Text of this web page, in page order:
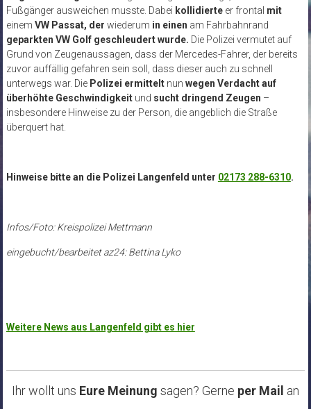
Fußgänger ausweichen musste. Dabei kollidierteer frontal mit
einem VW Passat, der wiederum in einen am Fahrbahnrand
geparkten VW Golf geschleudert wurde. Die Polizei vermutet auf
Grund von Zeugenaussagen, dass der Mercedes-Fahrer, der bereits
zuvor auffällig gefahren sein soll, dass dieser auch zu schnell
unterwegs war. Die Polizei ermitteltnun wegen Verdacht auf
überhöhte Geschwindigkeitund sucht dringend Zeugen –
insbesondere Hinweise zu der Person, die angeblich die Straße
überquert hat.
Hinweise bitte an die Polizei Langenfeld unter 02173 288-6310.
Infos/Foto: Kreispolizei Mettmann
eingebucht/bearbeitet az24: Bettina Lyko
Weitere News aus Langenfeld gibt es hier
Ihr wollt uns Eure Meinung sagen? Gerne per Mail an